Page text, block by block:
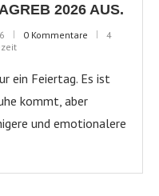
2026 AUS.
0 Kommentare
4
ein Feiertag. Es ist
kommt, aber
und emotionalere